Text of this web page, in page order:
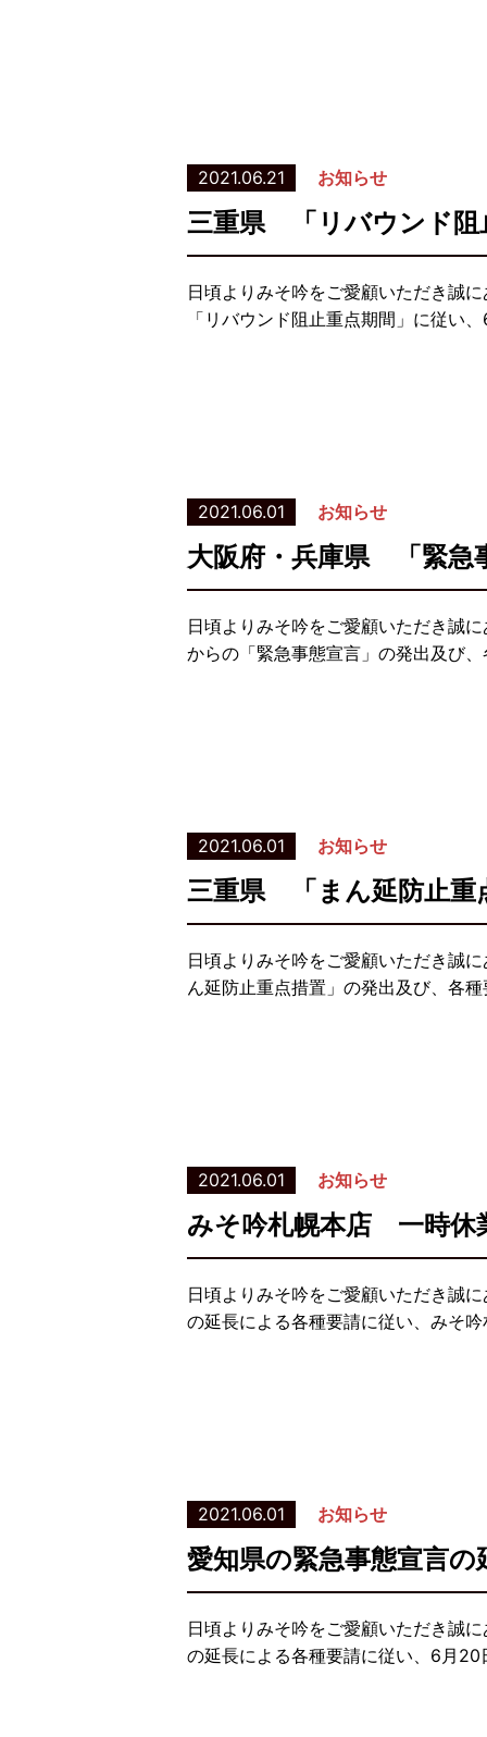
2021.06.21 お知らせ
三重県 「リバウンド阻
日頃よりみそ吟をご愛顧いただき誠
「リバウンド阻止重点期間」に従い
2021.06.01 お知らせ
大阪府・兵庫県 「緊急
日頃よりみそ吟をご愛顧いただき誠
からの「緊急事態宣言」の発出及び
2021.06.01 お知らせ
三重県 「まん延防止重
日頃よりみそ吟をご愛顧いただき誠
ん延防止重点措置」の発出及び、各
2021.06.01 お知らせ
みそ吟札幌本店 一時休
日頃よりみそ吟をご愛顧いただき誠
の延長による各種要請に従い、みそ
2021.06.01 お知らせ
愛知県の緊急事態宣言
日頃よりみそ吟をご愛顧いただき誠
の延長による各種要請に従い、6月